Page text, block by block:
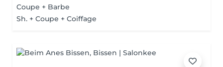
Coupe + Barbe
Sh. + Coupe + Coiffage